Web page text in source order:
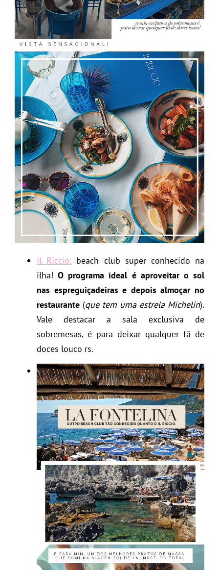
Il Riccio: beach club super conhecido na
ilha!O programa ideal é aproveitar o sol
nas espreguiçadeiras e depois almoçar no
restaurante (que tem uma estrela Michelin).
Vale destacar a sala exclusiva de
sobremesas, é para deixar qualquer fã de
doces louco rs.